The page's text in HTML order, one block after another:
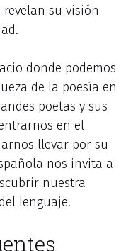
revelan su visión
donde podemos
de la poesía en
poetas y sus
en el
llevar por su
nos invita a
nuestra
lenguaje.